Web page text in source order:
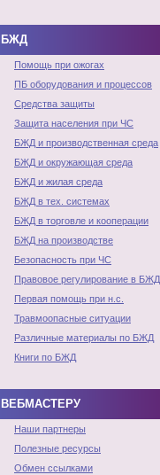
БЖД
Помощь при ожогах
ПБ оборудования и процессов
Средства защиты
Защита населения при ЧС
БЖД и производственная среда
БЖД и окружающая среда
БЖД и жилая среда
БЖД в тех. системах
БЖД в торговле и кооперации
БЖД на производстве
Безопасность при ЧС
Правовое регулирование в БЖД
Первая помощь при н.с.
Травмоопасные ситуации
Различные материалы по БЖД
Книги по БЖД
ВЕБМАСТЕРУ
Наши партнеры
Полезные ресурсы
Обмен ссылками